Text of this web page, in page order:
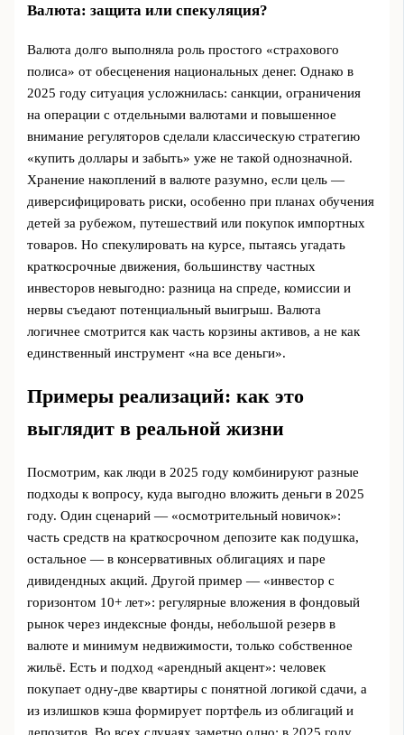
Валюта: защита или спекуляция?
Валюта долго выполняла роль простого «страхового
полиса» от обесценения национальных денег. Однако в
2025 году ситуация усложнилась: санкции, ограничения
на операции с отдельными валютами и повышенное
внимание регуляторов сделали классическую стратегию
«купить доллары и забыть» уже не такой однозначной.
Хранение накоплений в валюте разумно, если цель —
диверсифицировать риски, особенно при планах обучения
детей за рубежом, путешествий или покупок импортных
товаров. Но спекулировать на курсе, пытаясь угадать
краткосрочные движения, большинству частных
инвесторов невыгодно: разница на спреде, комиссии и
нервы съедают потенциальный выигрыш. Валюта
логичнее смотрится как часть корзины активов, а не как
единственный инструмент «на все деньги».
Примеры реализаций: как это
выглядит в реальной жизни
Посмотрим, как люди в 2025 году комбинируют разные
подходы к вопросу, куда выгодно вложить деньги в 2025
году. Один сценарий — «осмотрительный новичок»:
часть средств на краткосрочном депозите как подушка,
остальное — в консервативных облигациях и паре
дивидендных акций. Другой пример — «инвестор с
горизонтом 10+ лет»: регулярные вложения в фондовый
рынок через индексные фонды, небольшой резерв в
валюте и минимум недвижимости, только собственное
жильё. Есть и подход «арендный акцент»: человек
покупает одну-две квартиры с понятной логикой сдачи, а
из излишков кэша формирует портфель из облигаций и